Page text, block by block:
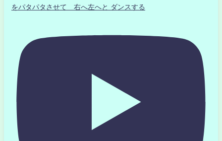
をパタパタさせて 右へ左へと ダンスする